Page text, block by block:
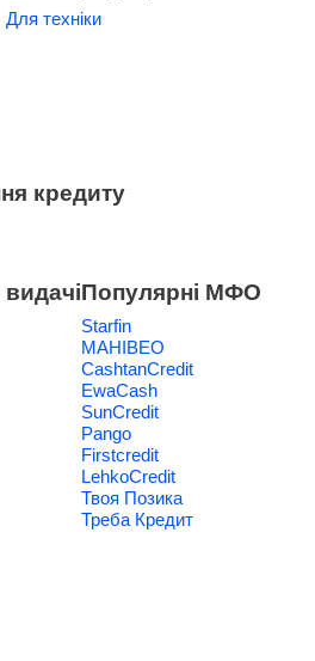
Для техніки
кредиту
Популярні МФО
Starfin
МАНІВЕО
CashtanCredit
EwaCash
SunCredit
Pango
Firstcredit
LehkoCredit
Твоя Позика
Треба Кредит